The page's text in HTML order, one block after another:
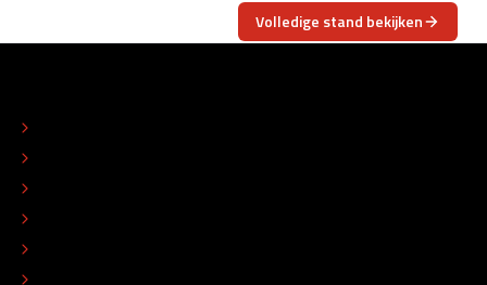
Volledige stand bekijken